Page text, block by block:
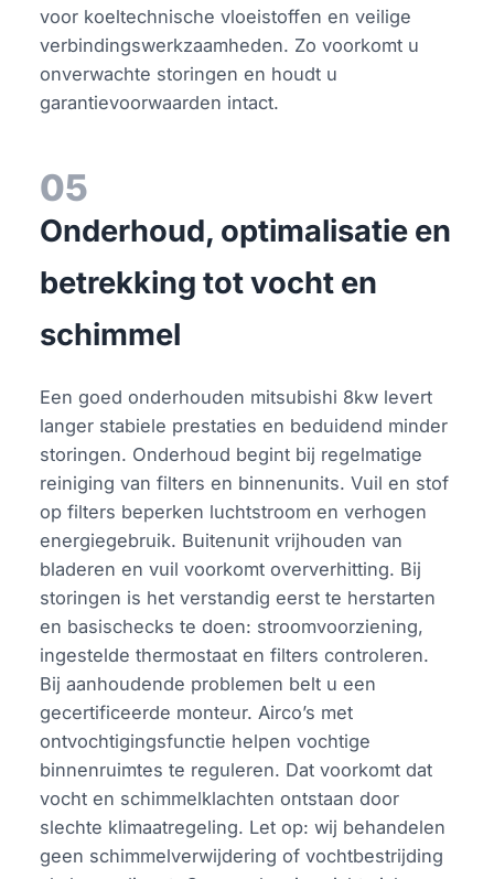
voor koeltechnische vloeistoffen en veilige
verbindingswerkzaamheden. Zo voorkomt u
onverwachte storingen en houdt u
garantievoorwaarden intact.
05
Onderhoud, optimalisatie en
betrekking tot vocht en
schimmel
Een goed onderhouden mitsubishi 8kw levert
langer stabiele prestaties en beduidend minder
storingen. Onderhoud begint bij regelmatige
reiniging van filters en binnenunits. Vuil en stof
op filters beperken luchtstroom en verhogen
energiegebruik. Buitenunit vrijhouden van
bladeren en vuil voorkomt oververhitting. Bij
storingen is het verstandig eerst te herstarten
en basischecks te doen: stroomvoorziening,
ingestelde thermostaat en filters controleren.
Bij aanhoudende problemen belt u een
gecertificeerde monteur. Airco’s met
ontvochtigingsfunctie helpen vochtige
binnenruimtes te reguleren. Dat voorkomt dat
vocht en schimmelklachten ontstaan door
slechte klimaatregeling. Let op: wij behandelen
geen schimmelverwijdering of vochtbestrijding